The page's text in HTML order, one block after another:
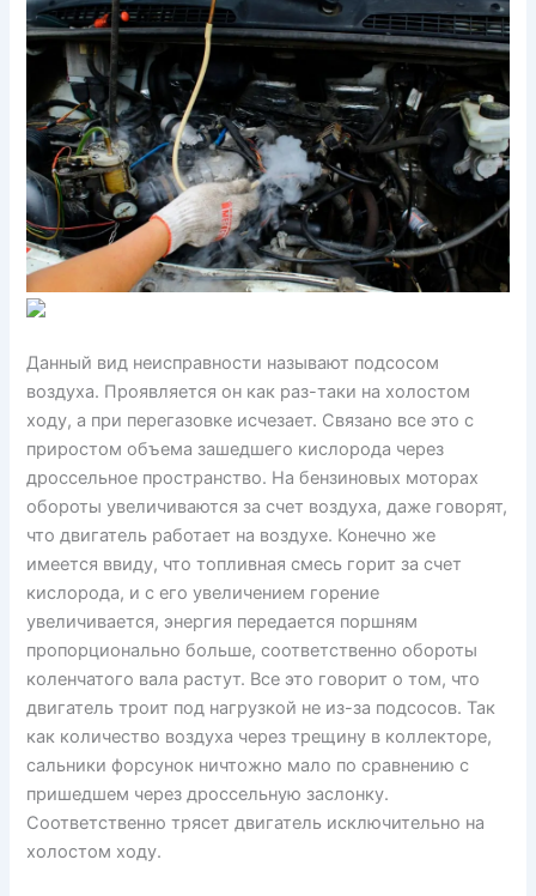
Данный вид неисправности называют подсосом
воздуха. Проявляется он как раз-таки на холостом
ходу, а при перегазовке исчезает. Связано все это с
приростом объема зашедшего кислорода через
дроссельное пространство. На бензиновых моторах
обороты увеличиваются за счет воздуха, даже говорят,
что двигатель работает на воздухе. Конечно же
имеется ввиду, что топливная смесь горит за счет
кислорода, и с его увеличением горение
увеличивается, энергия передается поршням
пропорционально больше, соответственно обороты
коленчатого вала растут. Все это говорит о том, что
двигатель троит под нагрузкой не из-за подсосов. Так
как количество воздуха через трещину в коллекторе,
сальники форсунок ничтожно мало по сравнению с
пришедшем через дроссельную заслонку.
Соответственно трясет двигатель исключительно на
холостом ходу.